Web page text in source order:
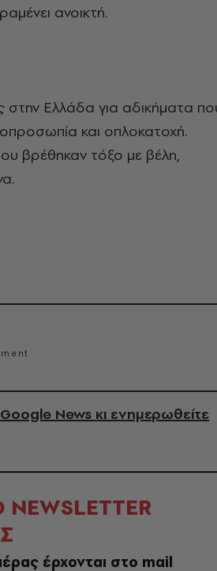
ανοικτή.
στην Ελλάδα για αδικήματα
και οπλοκατοχή.
βρέθηκαν τόξο με βέλη,
News κι ενημερωθείτε
έρχονται στο mail